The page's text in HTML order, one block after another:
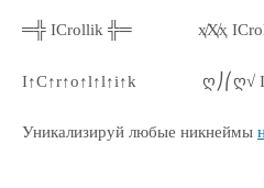
═╬ ICrollik ╬═ ҳ̸Ҳ̸ҳ
I↑C↑r↑o↑l↑l↑i↑k ღ⎠⎛ღ√
Уникализируй любые никнеймы